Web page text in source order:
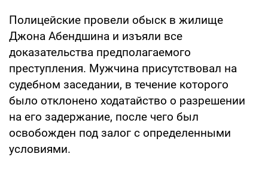
Полицейские провели обыск в жилище
Джона Абендшина и изъяли все
доказательства предполагаемого
преступления. Мужчина присутствовал на
судебном заседании, в течение которого
было отклонено ходатайство о разрешении
на его задержание, после чего был
освобожден под залог с определенными
условиями.